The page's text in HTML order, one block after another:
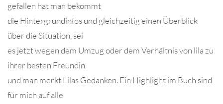
gefallen hat man bekommt
die Hintergrundinfos und gleichzeitig einen Überblick
über die Situation, sei
es jetzt wegen dem Umzug oder dem Verhältnis von lila zu
ihrer besten Freundin
und man merkt Lilas Gedanken. Ein Highlight im Buch sind
für mich auf alle